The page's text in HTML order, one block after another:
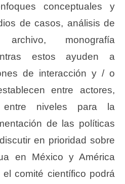
conceptuales y
de casos, análisis de
monografía
estos ayuden a
de interacción y / o
entre actores,
niveles para la
de las políticas
en prioridad sobre
en México y América
comité científico podrá